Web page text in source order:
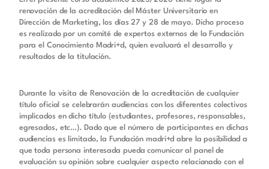
renovación de la acreditación del Máster Universitario en
Dirección de Marketing, los días 27 y 28 de mayo. Dicho proceso
es realizado por un comité de expertos externos de la Fundación
para el Conocimiento Madri+d, quien evaluará el desarrollo y
resultados de la titulación.
Durante la visita de Renovación de la acreditación de cualquier
título oficial se celebrarán audiencias con los diferentes colectivos
implicados en dicho título (estudiantes, profesores, responsables,
egresados, etc…). Dado que el número de participantes en dichas
audiencias es limitado, la Fundación madri+d abre la posibilidad a
que toda persona interesada pueda comunicar al panel de
evaluación su opinión sobre cualquier aspecto relacionado con el